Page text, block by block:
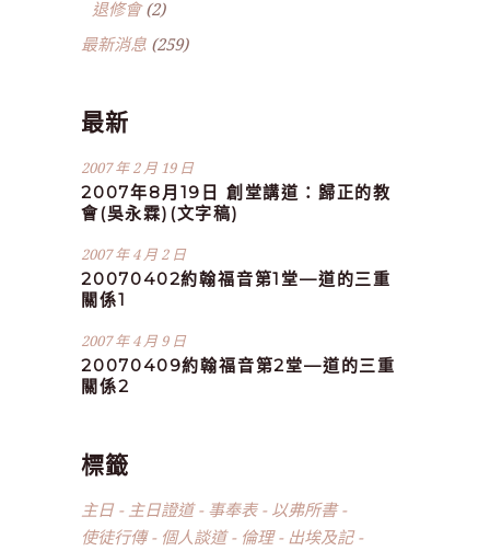
退修會(2)
最新消息 (259)
最新
2007 年 2 月 19 日
2007年8月19日 創堂講道：歸正的教
會(吳永霖)(文字稿)
2007 年 4 月 2 日
20070402約翰福音第1堂—道的三重
關係1
2007 年 4 月 9 日
20070409約翰福音第2堂—道的三重
關係2
標籤
主日 主日證道 事奉表
以弗所書
使徒行傳
個人談道 倫理
出埃及記